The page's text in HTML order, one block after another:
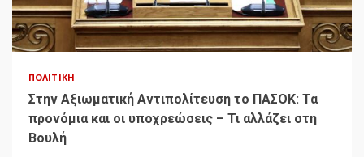
ΠΟΛΙΤΙΚΉ
Στην Αξιωματική Αντιπολίτευση το ΠΑΣΟΚ: Τα
προνόμια και οι υποχρεώσεις – Τι αλλάζει στη
Βουλή